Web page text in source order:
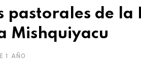
de la
Mishquiyacu
1 AÑO